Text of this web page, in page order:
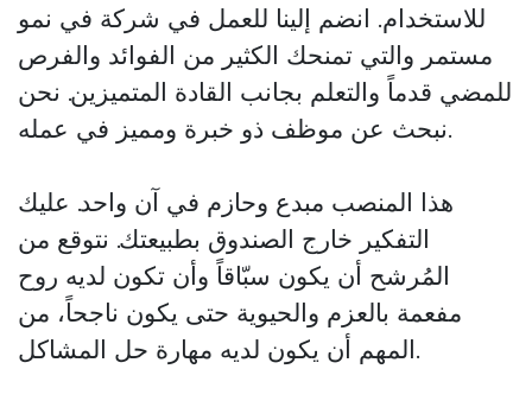
للاستخدام. انضم إلينا للعمل في شركة في نمو
مستمر والتي تمنحك الكثير من الفوائد والفرص
للمضي قدماً والتعلم بجانب القادة المتميزين. نحن
نبحث عن موظف ذو خبرة ومميز في عمله.
هذا المنصب مبدع وحازم في آن واحد. عليك
التفكير خارج الصندوق بطبيعتك. نتوقع من
المُرشح أن يكون سبّاقاً وأن تكون لديه روح
مفعمة بالعزم والحيوية حتى يكون ناجحاً، من
المهم أن يكون لديه مهارة حل المشاكل.